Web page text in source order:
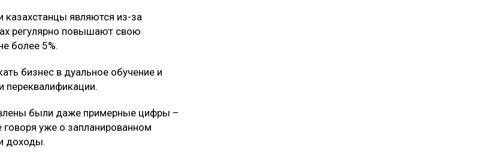
являются из-за
регулярно повышают свою
более 5%.
бизнес в дуальное обучение и
переквалификации.
были даже примерные цифры –
уже о запланированном
доходы.